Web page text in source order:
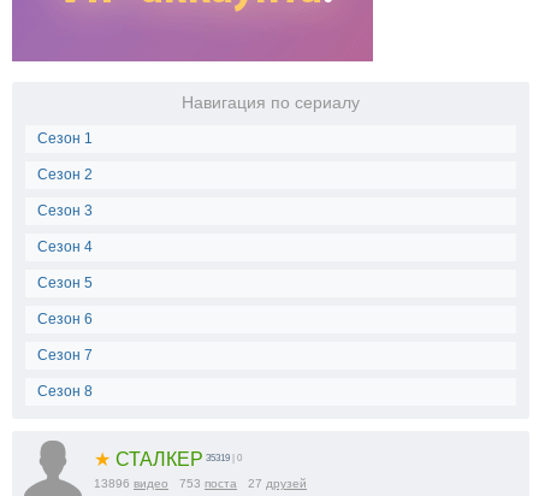
Навигация по сериалу
Сезон 1
Сезон 2
Сезон 3
Сезон 4
Сезон 5
Сезон 6
Сезон 7
Сезон 8
★ СТАЛКЕР 35319 | 0
13896 видео 753 поста 27 друзей